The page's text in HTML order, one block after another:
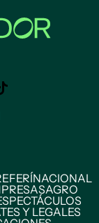
NACIONAL
AGRO
Y LEGALES